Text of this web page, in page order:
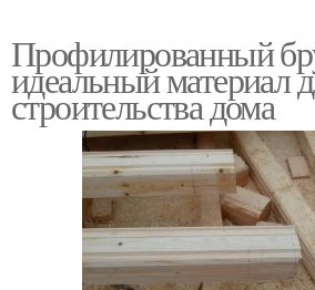
Профилированный
идеальный материал
строительства дома